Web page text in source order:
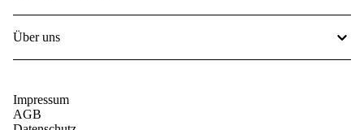
Über uns
Impressum
AGB